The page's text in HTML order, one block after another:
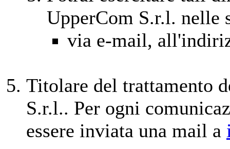
UpperCom S.r.l. nelle
via e-mail,
Titolare del trattamento
S.r.l.. Per ogni
essere inviata una mail a